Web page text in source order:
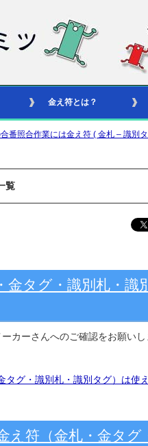
金え符とは？
番照合作業には金え符 ( 金札 – 識別
覧
金タグ・識別札・識
カーさんへのご確認をお願い
タグ・識別札・識別タグ）は使
え符（金札・金タグ